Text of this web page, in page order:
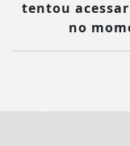
tentou
no